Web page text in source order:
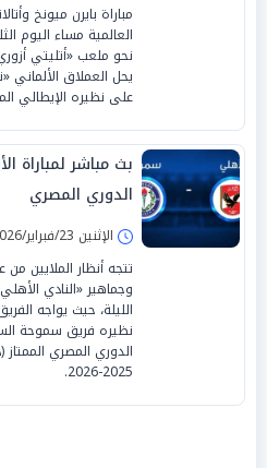
مباراة بايرن ميونخ
نحو ملعب «أتليتي
يحل العملاق الألماني
على نظيره الإيطالي
بث مباشر
الدوري المصري
الإثنين 23/فبراير/2026 - 10:12 م
تتجه أنظار الملايين
وجماهير «النادي
الليلة، حيث يواجه
نظيره فريق سموحة
الدوري المصري
2025-2026.